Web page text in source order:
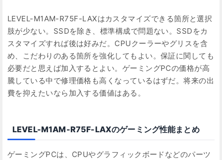
LEVEL-M1AM-R75F-LAXはカスタマイズできる箇所と選択
肢が少ない。SSDを除き、標準構成で問題ない。SSDをカ
スタマイズすれば後は好みだ。CPUクーラーやグリスを含
め、こだわりのある箇所を強化してもよい。保証に関しても
必要だと思えば加入するとよい。ゲーミングPCの価格が高
騰している中で修理価格も高くなっているはずだ。将来の出
費を抑えたいなら加入する価値はある。
LEVEL-M1AM-R75F-LAXのゲーミング性能まとめ
ゲーミングPCは、CPUやグラフィックボードなどのパーツ